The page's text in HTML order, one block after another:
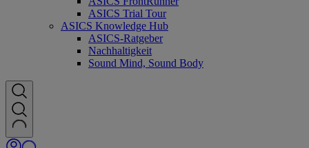
ASICS Trial Tour
ASICS Knowledge Hub
ASICS-Ratgeber
Nachhaltigkeit
Sound Mind, Sound Body